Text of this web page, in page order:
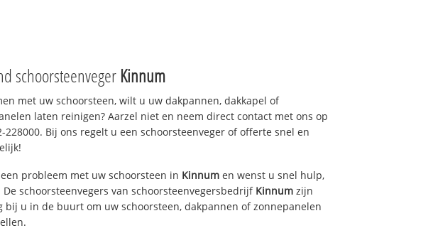
schoorsteenveger Kinnum
met uw schoorsteen, wilt u uw dakpannen, dakkapel of
laten reinigen? Aarzel niet en neem direct contact met ons op
228000. Bij ons regelt u een schoorsteenveger of offerte snel en
probleem met uw schoorsteen in Kinnum en wenst u snel hulp,
De schoorsteenvegers van schoorsteenvegersbedrijf Kinnum zijn
bij u in de buurt om uw schoorsteen, dakpannen of zonnepanelen